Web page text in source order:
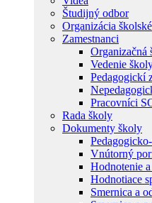
Študijný odbor
Organizácia
Zamestnanci
Organizačná
Vedenie
Pedagogickí
Pracovníci
Rada školy
Dokumenty školy
Vnútorný
Hodnotenie
Hodnotiace
Smernica a